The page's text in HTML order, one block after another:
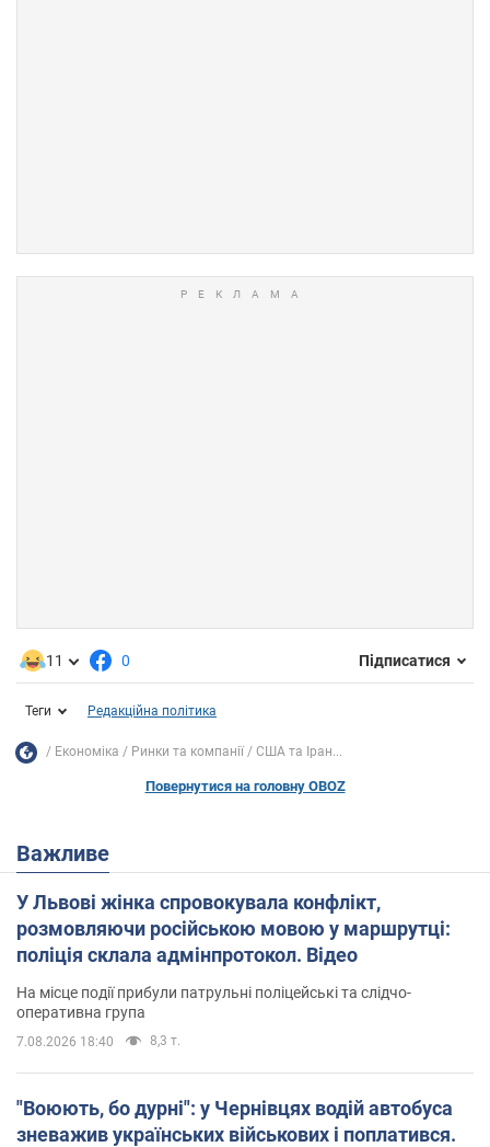
11 0 Підписатися
Теги Редакційна політика
Економіка Ринки та компанії США та Іран...
Повернутися на головну OBOZ
Важливе
У Львові жінка спровокувала конфлікт,
розмовляючи російською мовою у маршрутці:
поліція склала адмінпротокол. Відео
На місце події прибули патрульні поліцейські та слідчо-
оперативна група
7.08.2026 18:40 8,3 т.
"Воюють, бо дурні": у Чернівцях водій автобуса
зневажив українських військових і поплатився.